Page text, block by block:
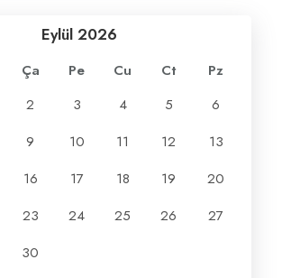
Eylül 2026
Ça Pe Cu Ct
Pz
2 3 4 5
6
9 10 11 12
13
16 17 18 19
20
23 24 25 26
27
30